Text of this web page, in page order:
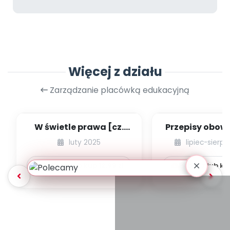
Więcej z działu
Zarządzanie placówką edukacyjną
W świetle prawa [cz.
68] [kącik eksperta]
luty 2025
Pobierz lub kup
Przepisy
wlipiec-
Pobierz lub